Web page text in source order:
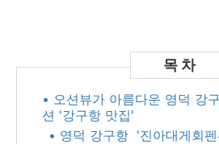
• 오션뷰가 아름다운 영덕 강
션 '강구항 맛집'
• 영덕 강구항 '진아대게회